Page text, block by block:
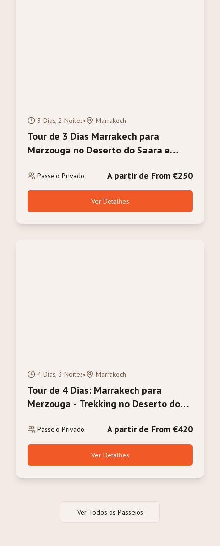
3 Dias, 2 Noites• Marrakech
Tour de 3 Dias Marrakech para
Merzouga no Deserto do Saara e
Passeio Privado A partir de From €250
Ver Detalhes
4 Dias, 3 Noites• Marrakech
Tour de 4 Dias: Marrakech para
Merzouga - Trekking no Deserto do
Passeio Privado A partir de From €420
Ver Detalhes
Ver Todos os Passeios